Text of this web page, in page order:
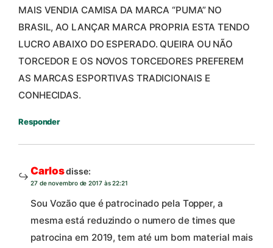
MAIS VENDIA CAMISA DA MARCA “PUMA” NO
BRASIL, AO LANÇAR MARCA PROPRIA ESTA TENDO
LUCRO ABAIXO DO ESPERADO. QUEIRA OU NÃO
TORCEDOR E OS NOVOS TORCEDORES PREFEREM
AS MARCAS ESPORTIVAS TRADICIONAIS E
CONHECIDAS.
Responder
Carlosdisse:
27 de novembro de 2017 às 22:21
Sou Vozão que é patrocinado pela Topper, a
mesma está reduzindo o numero de times que
patrocina em 2019, tem até um bom material mais